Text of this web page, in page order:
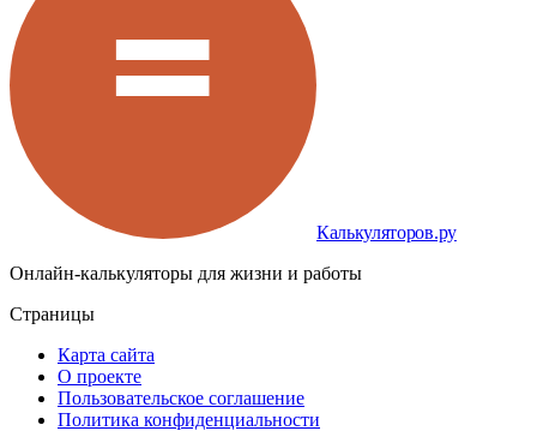
Калькуляторов.ру
Онлайн-калькуляторы для жизни и работы
Страницы
Карта сайта
О проекте
Пользовательское соглашение
Политика конфиденциальности